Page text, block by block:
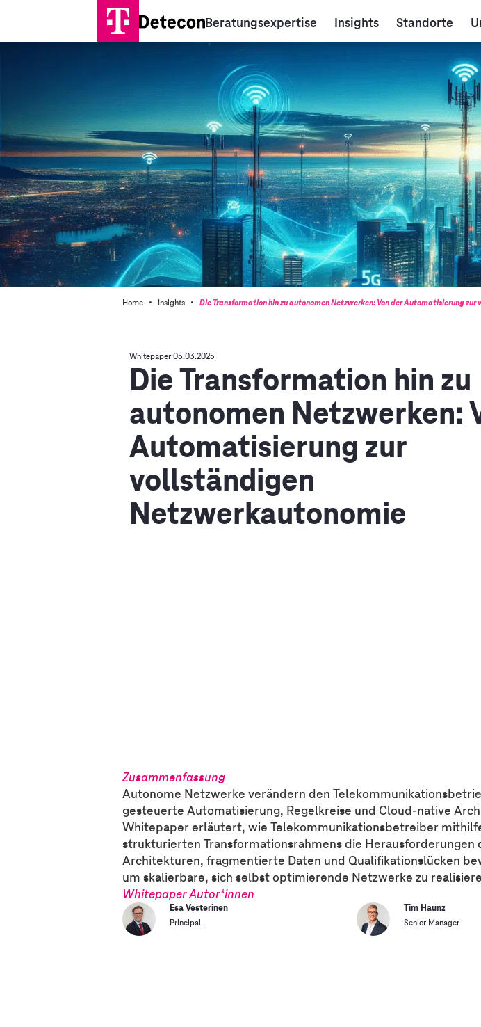
Beratungsexpertise Insights Standorte
Home · Insights · Die Transformation hin zu autonomen Netzwerken: Von der Automatisierung
Whitepaper 05.03.2025
Die Transformation hin zu
autonomen Netzwerken:
Automatisierung zur
vollständigen
Netzwerkautonomie
Zusammenfassung
Autonome Netzwerke verändern den
gesteuerte Automatisierung, Regelkreise und Cloud-native
Whitepaper erläutert, wie Telekommunikationsbetreiber
strukturierten Transformationsrahmens die Herausforderungen
Architekturen, fragmentierte Daten und Qualifikationslücken
um skalierbare, sich selbst optimierende Netzwerke zu
Whitepaper Autor*innen
Esa Vesterinen
Principal
Tim Haunz
Senior Manager